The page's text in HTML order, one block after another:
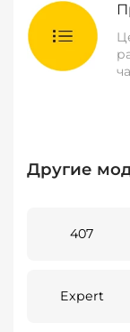
Другие
407
Expert